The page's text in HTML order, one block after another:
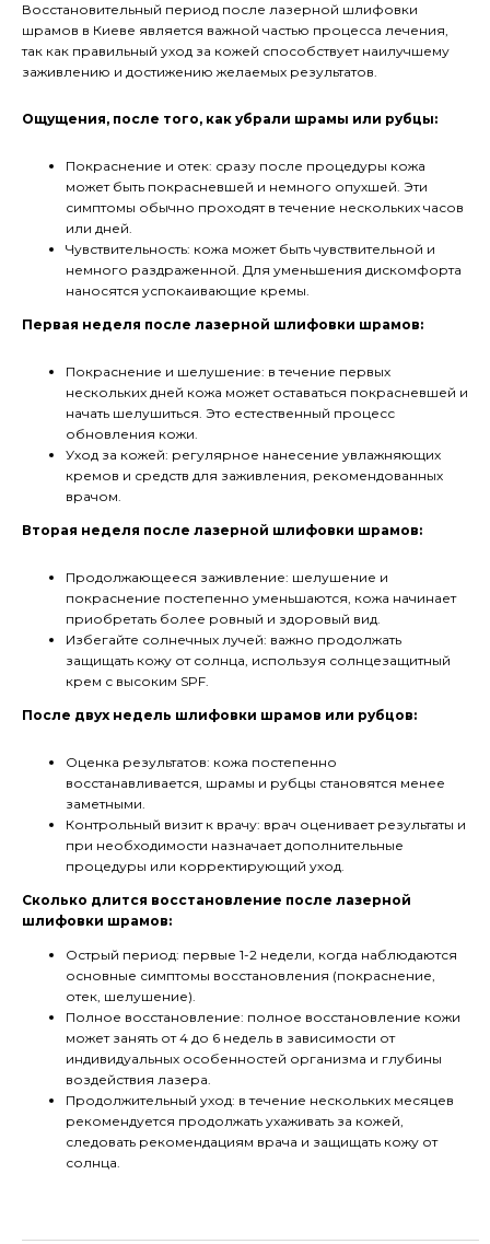
Восстановительный период после лазерной шлифовки
шрамов в Киеве является важной частью процесса лечения,
так как правильный уход за кожей способствует наилучшему
заживлению и достижению желаемых результатов.
Ощущения, после того, как убрали шрамы или рубцы:
Покраснение и отек: сразу после процедуры кожа
может быть покрасневшей и немного опухшей. Эти
симптомы обычно проходят в течение нескольких часов
или дней.
Чувствительность: кожа может быть чувствительной и
немного раздраженной. Для уменьшения дискомфорта
наносятся успокаивающие кремы.
Первая неделя после лазерной шлифовки шрамов:
Покраснение и шелушение: в течение первых
нескольких дней кожа может оставаться покрасневшей и
начать шелушиться. Это естественный процесс
обновления кожи.
Уход за кожей: регулярное нанесение увлажняющих
кремов и средств для заживления, рекомендованных
врачом.
Вторая неделя после лазерной шлифовки шрамов:
Продолжающееся заживление: шелушение и
покраснение постепенно уменьшаются, кожа начинает
приобретать более ровный и здоровый вид.
Избегайте солнечных лучей: важно продолжать
защищать кожу от солнца, используя солнцезащитный
крем с высоким SPF.
После двух недель шлифовки шрамов или рубцов:
Оценка результатов: кожа постепенно
восстанавливается, шрамы и рубцы становятся менее
заметными.
Контрольный визит к врачу: врач оценивает результаты и
при необходимости назначает дополнительные
процедуры или корректирующий уход.
Сколько длится восстановление после лазерной
шлифовки шрамов:
Острый период: первые 1-2 недели, когда наблюдаются
основные симптомы восстановления (покраснение,
отек, шелушение).
Полное восстановление: полное восстановление кожи
может занять от 4 до 6 недель в зависимости от
индивидуальных особенностей организма и глубины
воздействия лазера.
Продолжительный уход: в течение нескольких месяцев
рекомендуется продолжать ухаживать за кожей,
следовать рекомендациям врача и защищать кожу от
солнца.